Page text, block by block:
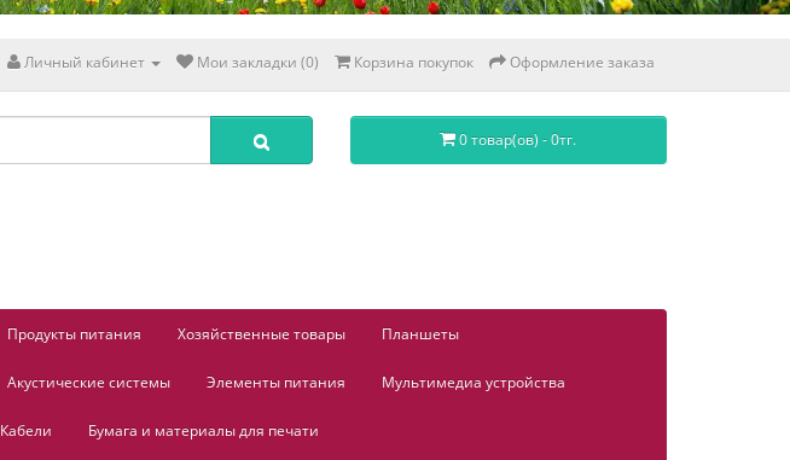
Личный кабинет Мои закладки (0) Корзина покупок Оформление заказа
0 товар(ов) - 0тг.
Продукты питания Хозяйственные товары Планшеты
Акустические системы Элементы питания Мультимедиа устройства
Кабели Бумага и материалы для печати